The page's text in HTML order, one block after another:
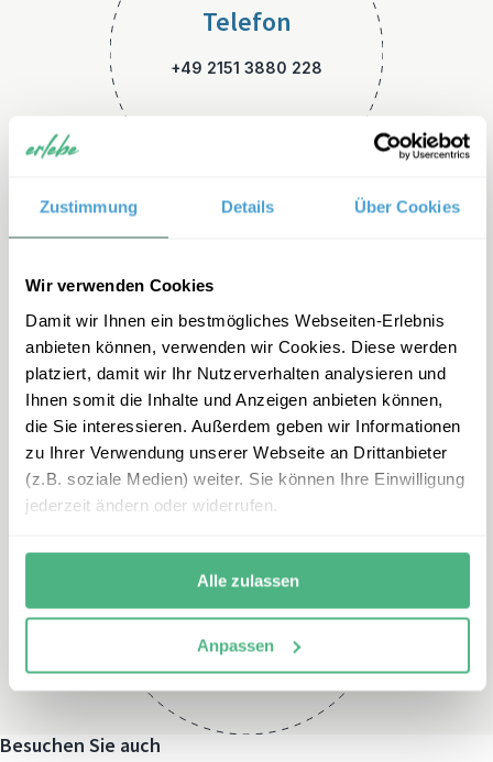
Zustimmung Details Über Cookies
Wir verwenden Cookies
Damit wir Ihnen ein bestmögliches Webseiten-Erlebnis
anbieten können, verwenden wir Cookies. Diese werden
platziert, damit wir Ihr Nutzerverhalten analysieren und
Ihnen somit die Inhalte und Anzeigen anbieten können,
die Sie interessieren. Außerdem geben wir Informationen
zu Ihrer Verwendung unserer Webseite an Drittanbieter
(z.B. soziale Medien) weiter. Sie können Ihre Einwilligung
jederzeit ändern oder widerrufen.
Alle zulassen
Anpassen
Telefon
+49 2151 3880 228
E-Mail
namibia-familienreisen@erle
be.de
Montag – Freitag:
und nach individueller
Terminvereinbarung
Besuchen Sie auch